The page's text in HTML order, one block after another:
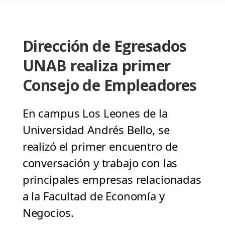
Dirección de Egresados
UNAB realiza primer
Consejo de Empleadores
En campus Los Leones de la
Universidad Andrés Bello, se
realizó el primer encuentro de
conversación y trabajo con las
principales empresas relacionadas
a la Facultad de Economía y
Negocios.